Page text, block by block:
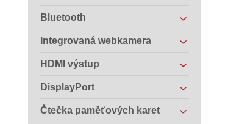
Bluetooth
Integrovaná webkamera
HDMI výstup
DisplayPort
Čtečka paměťových karet